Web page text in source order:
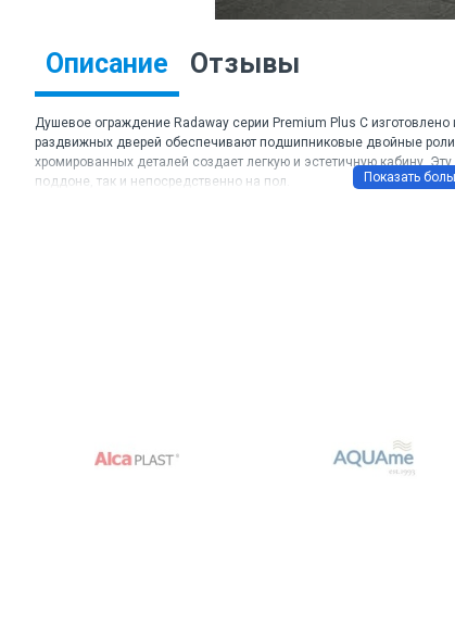
Описание Отзывы
Душевое ограждение Radaway серии Premium Plus C
раздвижных дверей обеспечивают подшипниковые двойные
хромированных деталей создает легкую и эстетичную кабину.
поддоне, так и непосредственно на пол.